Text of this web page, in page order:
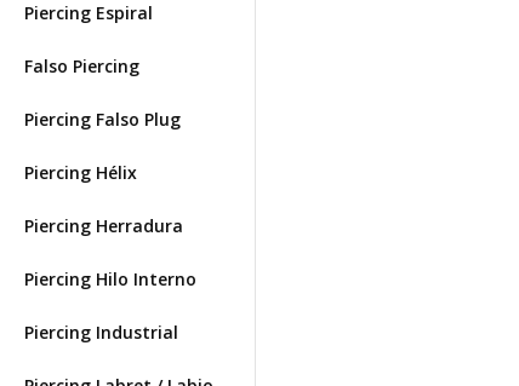
Piercing Espiral
Falso Piercing
Piercing Falso Plug
Piercing Hélix
Piercing Herradura
Piercing Hilo Interno
Piercing Industrial